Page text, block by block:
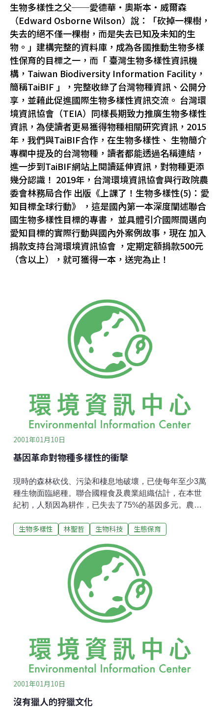
生物多樣性之父──愛德華·奧斯本·威爾森
（Edward Osborne Wilson）說：「砍掉一棵樹，
失去的絕不僅一棵樹，而是失去已知及未知的生
物。」建構完整的資料庫，成為各國推動生物多樣
性保育的目標之一，而「 臺灣生物多樣性資訊機
構，Taiwan Biodiversity Information Facility，
簡稱TaiBIF 」，完整收錄了台灣物種資訊、公開分
享，並藉此促進國際生物多樣性資訊交流。 台灣環
境資訊協會（TEIA）同樣長期致力推廣生物多樣性
資訊，為使讀者更易獲得物種相關研究資訊，2015
年，我們與TaiBIF合作，在生物多樣性、 生物簡介
專欄中提及的台灣物種，讀者都能透過名稱連結，
進一步到TaiBIF網站上閱讀延伸資訊，對物種更添
幾分認識！ 2019年，台灣環境資訊協會與行政院農
委會林務局合作 出版《上課了！生物多樣性(5)：愛
知目標全球行動》 ，這是國內第一本深度闡述聯合
國生物多樣性目標的專書， 並具體引介國際間邁向
愛知目標的實際行動與國內外案例故事，現在 加入
捐款支持台灣環境資訊協會 ，定期定額捐款500元
（含以上），就可獲得一本，送完為止！
2001年01月10日
基因革命對物種多樣性的衝擊
現時的森林砍伐、污染和棲息地破壞，已使每年至少3萬
種生物面臨絕種。聯合國糧食及農業組織估計，在本世
紀初，人類因為耕作，已失去了75%的基因多元。農業
提並論。在某些全年都種植同一品種的地區，動物身上
壞該物種。上一世紀，愛爾蘭馬鈴薯失收的原因，就是
馬鈴薯的單一基因，引致所有薯仔都容易患上同一疾
病。 傳統上生物多元都視為食物安全的根基。農業系統
的基因越豐富多元，該系統便越能適應更多蟲害、疾病
或氣候的變遷，而只會影響很少物種。墨西哥華斯塔印
第安族群，對森林管理經驗豐富。他們在小花園，及農
地和森林混合使用的土地上，種植超過300種植物。
革命」其實是政府和企業的宣傳機器製造的大規模運
動，說服第三世界農民以少數高產量、依賴昂貴農藥和
化肥的方法，取代原來的多元農
生物多樣性 林聖哲 生物科技 生態保育
2001年01月10日
沒有獵人的狩獵文化